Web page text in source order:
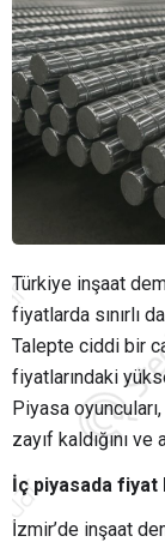
Türkiye inşaat
fiyatlarda sınırlı
Talepte ciddi bir
fiyatlarındaki
Piyasa
zayıf kaldığını ve
İç piyasada
İzmir’de inşaat